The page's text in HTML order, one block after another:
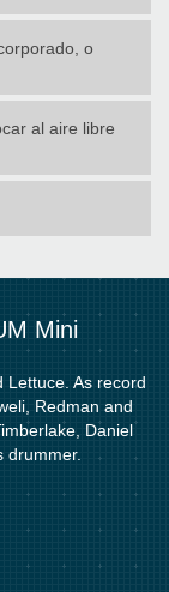
o
al aire libre
Mini
Lettuce. As record
Redman and
Daniel
drummer.